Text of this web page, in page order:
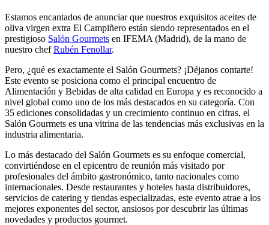
Estamos encantados de anunciar que nuestros exquisitos aceites de
oliva virgen extra El Campiñero están siendo representados en el
prestigioso Salón Gourmets en IFEMA (Madrid), de la mano de
nuestro chefRubén Fenollar.
Pero, ¿qué es exactamente el Salón Gourmets? ¡Déjanos contarte!
Este evento se posiciona como el principal encuentro de
Alimentación y Bebidas de alta calidad en Europa y es reconocido a
nivel global como uno de los más destacados en su categoría. Con
35 ediciones consolidadas y un crecimiento continuo en cifras, el
Salón Gourmets es una vitrina de las tendencias más exclusivas en la
industria alimentaria.
Lo más destacado del Salón Gourmets es su enfoque comercial,
convirtiéndose en el epicentro de reunión más visitado por
profesionales del ámbito gastronómico, tanto nacionales como
internacionales. Desde restaurantes y hoteles hasta distribuidores,
servicios de catering y tiendas especializadas, este evento atrae a los
mejores exponentes del sector, ansiosos por descubrir las últimas
novedades y productos gourmet.